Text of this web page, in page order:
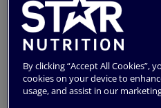
En praktisk träningsväska i
Hitta återförsäljare
Information
By clicking “Accept All Cookies”,
cookies on your device to
usage, and assist in our